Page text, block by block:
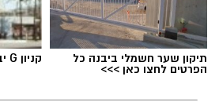
תיקון שער חשמלי ביבנה כל
הפרטים לחצו כאן >>>
קניון G יבנה לחצו כאן